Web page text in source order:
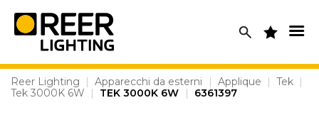
content
Reer Lighting | Apparecchi da esterni | Applique | Tek |
Tek 3000K 6W
| TEK 3000K 6W | 6361397